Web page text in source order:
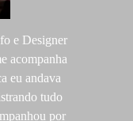
e Designer
acompanha
eu andava
tudo
por